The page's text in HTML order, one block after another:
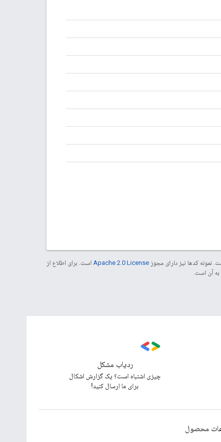
نمونه کدها نیز دارای مجوز Apache 2.0 License است. برای اطلاع از
ردیاب مشکل
چیزی اشتباه است؟ یک گزارش اشکال
برای ما ارسال کنید!
محصول